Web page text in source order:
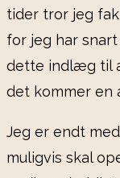
tider tror jeg
for jeg har
dette indlæg til
det kommer en
Jeg er endt
muligvis skal